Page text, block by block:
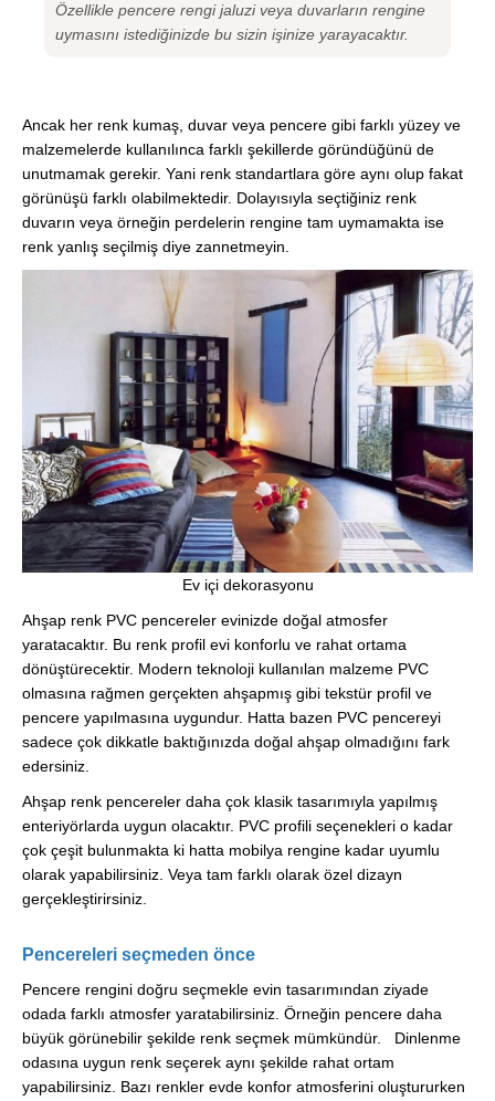
Özellikle pencere rengi jaluzi veya duvarların rengine
uymasını istediğinizde bu sizin işinize yarayacaktır.
Ancak her renk kumaş, duvar veya pencere gibi farklı yüzey ve
malzemelerde kullanılınca farklı şekillerde göründüğünü de
unutmamak gerekir. Yani renk standartlara göre aynı olup fakat
görünüşü farklı olabilmektedir. Dolayısıyla seçtiğiniz renk
duvarın veya örneğin perdelerin rengine tam uymamakta ise
renk yanlış seçilmiş diye zannetmeyin.
Ev içi dekorasyonu
Ahşap renk PVC pencereler evinizde doğal atmosfer
yaratacaktır. Bu renk profil evi konforlu ve rahat ortama
dönüştürecektir. Modern teknoloji kullanılan malzeme PVC
olmasına rağmen gerçekten ahşapmış gibi tekstür profil ve
pencere yapılmasına uygundur. Hatta bazen PVC pencereyi
sadece çok dikkatle baktığınızda doğal ahşap olmadığını fark
edersiniz.
Ahşap renk pencereler daha çok klasik tasarımıyla yapılmış
enteriyörlarda uygun olacaktır. PVC profili seçenekleri o kadar
çok çeşit bulunmakta ki hatta mobilya rengine kadar uyumlu
olarak yapabilirsiniz. Veya tam farklı olarak özel dizayn
gerçekleştirirsiniz.
Pencereleri seçmeden önce
Pencere rengini doğru seçmekle evin tasarımından ziyade
odada farklı atmosfer yaratabilirsiniz. Örneğin pencere daha
büyük görünebilir şekilde renk seçmek mümkündür. Dinlenme
odasına uygun renk seçerek aynı şekilde rahat ortam
yapabilirsiniz. Bazı renkler evde konfor atmosferini oluştururken